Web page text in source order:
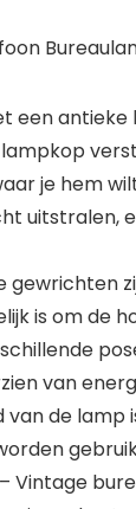
een antieke
je hem
uitstralen,
gewrichten
is om de
van
van de lamp
Vintage